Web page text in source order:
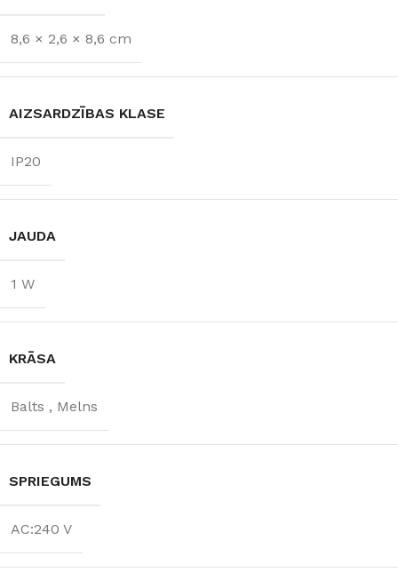
8,6 × 2,6 × 8,6 cm
AIZSARDZĪBAS KLASE
IP20
JAUDA
1 W
KRĀSA
Balts , Melns
SPRIEGUMS
AC:240 V